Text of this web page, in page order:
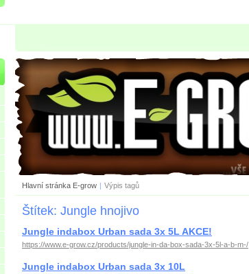
Hlavní stránka E-grow | Výpis tagů
Štítek: Jungle hnojivo
Jungle indabox Urban sada 3x 5L AKCE!
https://www.e-grow.cz/products/jungle-in-da-box-sada-3x-5l-a-b-m-/
Jungle indabox Urban sada 3x 10L